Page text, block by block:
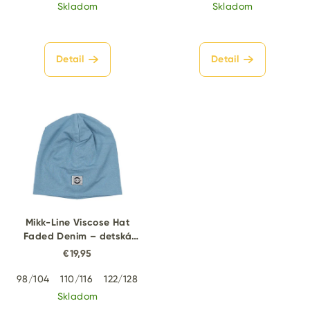
Skladom
Detail
Skladom
Detail
Mikk-Line Viscose Hat
Faded Denim – detská
tenká čiapka z viskózy
€19,95
98/104 110/116 122/128
Skladom